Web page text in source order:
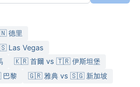
德里
Las Vegas
🇰🇷 首爾 vs 🇹🇷 伊斯坦堡
黎
🇬🇷 雅典 vs 🇸🇬 新加坡